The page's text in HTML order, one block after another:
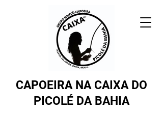
CAPOEIRA NA CAIXA DO
PICOLÉ DA BAHIA